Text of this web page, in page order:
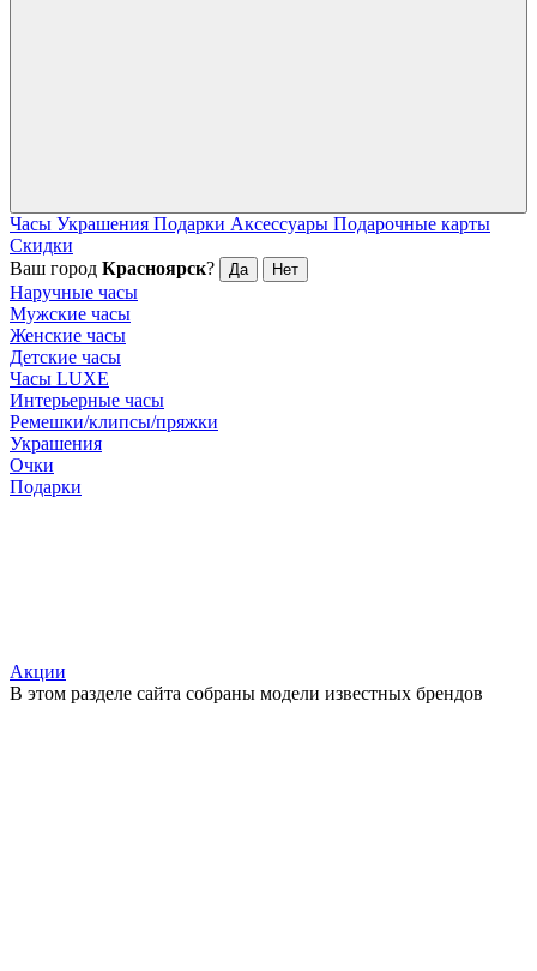
Часы Украшения Подарки Аксессуары Подарочные карты
Скидки
Ваш город Красноярск? Да Нет
Наручные часы
Мужские часы
Женские часы
Детские часы
Часы LUXE
Интерьерные часы
Ремешки/клипсы/пряжки
Украшения
Очки
Подарки
Акции
В этом разделе сайта собраны модели известных брендов